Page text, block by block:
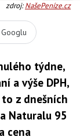
zdroj:NašePeníze.cz
týdne,
a výše DPH,
z dnešních
Naturalu 95
cena